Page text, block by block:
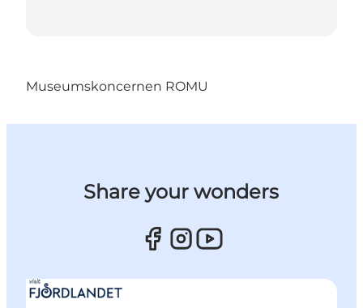
Museumskoncernen ROMU
Share your wonders